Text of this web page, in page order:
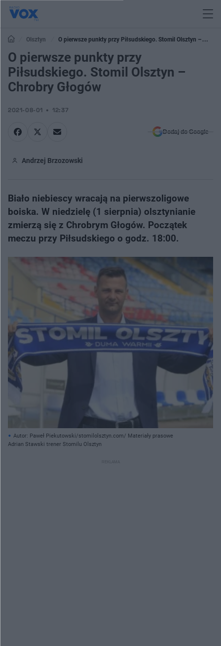
Olsztyn
O pierwsze punkty przy Piłsudskiego. Stomil Olsztyn –
Chrobry Głogów
O pierwsze punkty przy
Piłsudskiego. Stomil Olsztyn –
Chrobry Głogów
2021-08-01 12:37
Dodaj do Google
Andrzej Brzozowski
Biało niebiescy wracają na pierwszoligowe
boiska. W niedzielę (1 sierpnia) olsztynianie
zmierzą się z Chrobrym Głogów. Początek
meczu przy Piłsudskiego o godz. 18:00.
Autor: Paweł Piekutowski/stomilolsztyn.com/ Materiały prasowe
Adrian Stawski trener Stomilu Olsztyn